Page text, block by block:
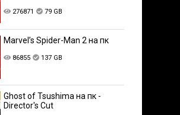
276871 79 GB
Marvel’s Spider-Man 2 на пк
86855 137 GB
Ghost of Tsushima на пк -
Director's Cut